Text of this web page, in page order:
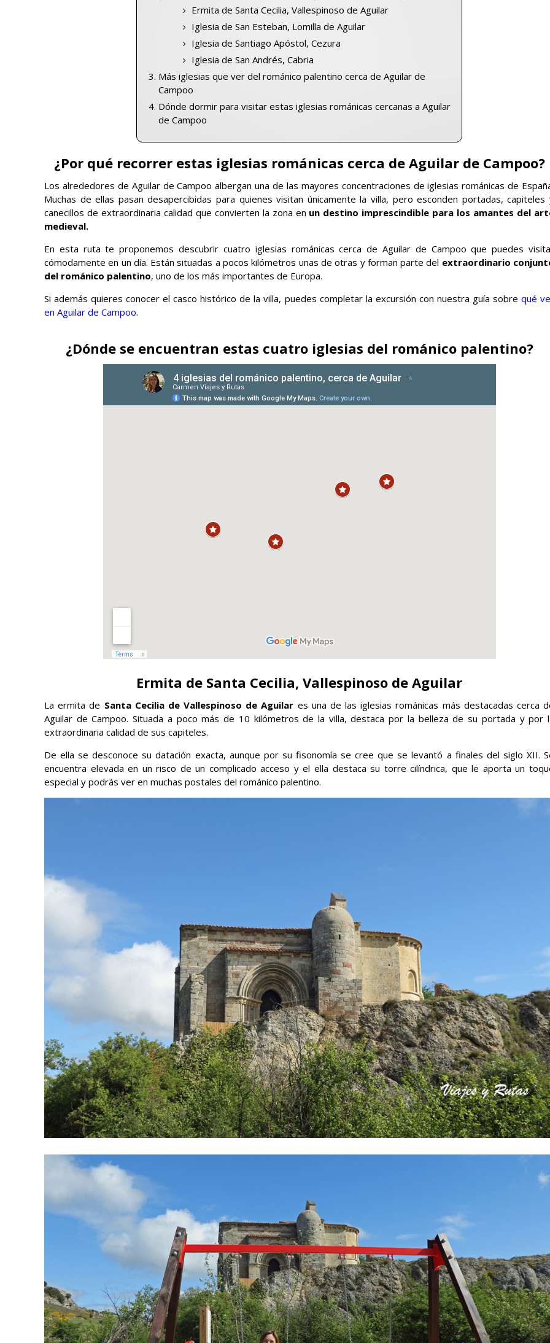
Ermita de Santa Cecilia, Vallespinoso de Aguilar
Iglesia de San Esteban, Lomilla de Aguilar
Iglesia de Santiago Apóstol, Cezura
Iglesia de San Andrés, Cabria
Más iglesias que ver del románico palentino cerca de Aguilar de
Campoo
Dónde dormir para visitar estas iglesias románicas cercanas a Aguilar
de Campoo
¿Por qué recorrer estas iglesias románicas cerca de Aguilar de Campoo?
Los alrededores de Aguilar de Campoo albergan una de las mayores concentraciones de iglesias románicas de
Muchas de ellas pasan desapercibidas para quienes visitan únicamente la villa, pero esconden portadas, capiteles
canecillos de extraordinaria calidad que convierten la zona en un destino imprescindible para los amantes del
medieval.
En esta ruta te proponemos descubrir cuatro iglesias románicas cerca de Aguilar de Campoo que puedes
cómodamente en un día. Están situadas a pocos kilómetros unas de otras y forman parte del extraordinario
del románico palentino, uno de los más importantes de Europa.
Si además quieres conocer el casco histórico de la villa, puedes completar la excursión con nuestra guía sobre qué
en Aguilar de Campoo.
¿Dónde se encuentran estas cuatro iglesias del románico palentino?
Ermita de Santa Cecilia, Vallespinoso de Aguilar
La ermita de Santa Cecilia de Vallespinoso de Aguilar es una de las iglesias románicas más destacadas cerca
Aguilar de Campoo. Situada a poco más de 10 kilómetros de la villa, destaca por la belleza de su portada y por
extraordinaria calidad de sus capiteles.
De ella se desconoce su datación exacta, aunque por su fisonomía se cree que se levantó a finales del siglo XII.
encuentra elevada en un risco de un complicado acceso y el ella destaca su torre cilíndrica, que le aporta un
especial y podrás ver en muchas postales del románico palentino.